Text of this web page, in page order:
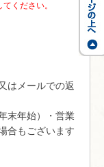
ください。
はメールでの返
末年始）・営業
合もございます